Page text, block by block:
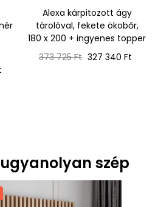
Alexa kárpitozott ágy
tárolóval, fekete ökobőr,
180 x 200 + ingyenes topper
Normál
373 725 Ft Ár
327 340 Ft
szép